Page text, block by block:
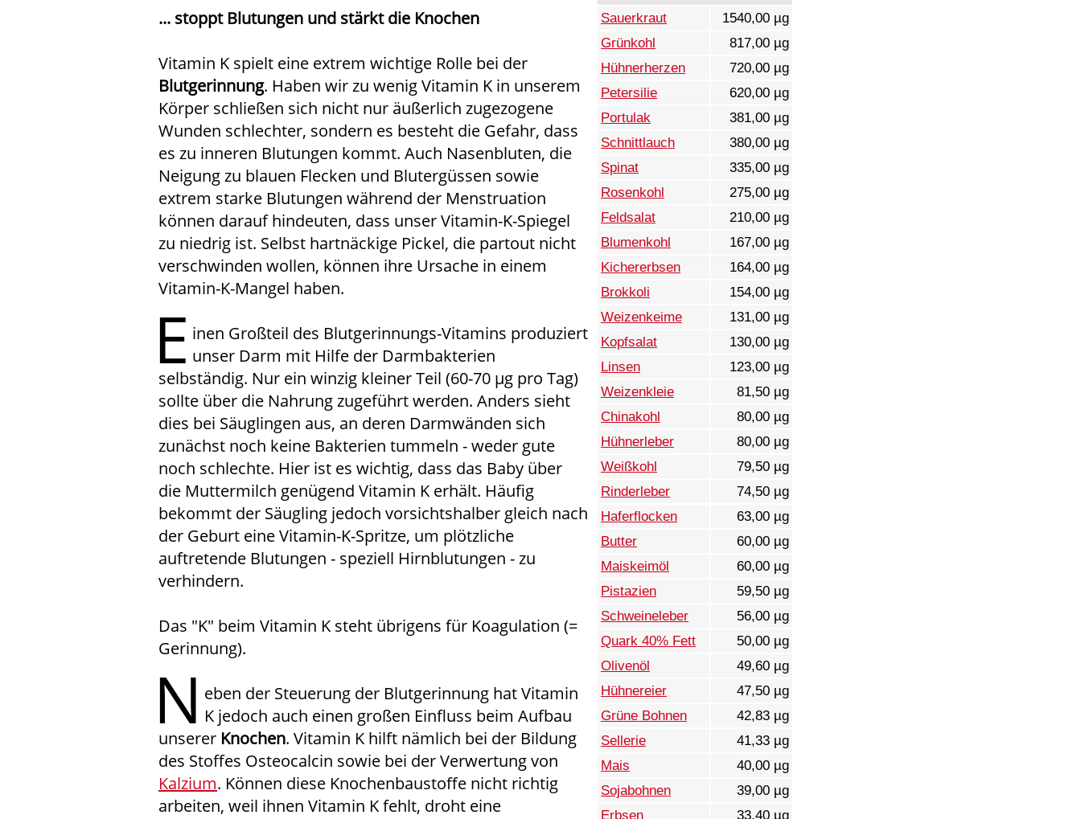
Sauerkraut
1540,00 µg
Grünkohl
817,00 µg
Hühnerherzen
720,00 µg
Petersilie
620,00 µg
Portulak
381,00 µg
Schnittlauch
380,00 µg
Spinat
335,00 µg
Rosenkohl
275,00 µg
Feldsalat
210,00 µg
Blumenkohl
167,00 µg
Kichererbsen
164,00 µg
Brokkoli
154,00 µg
Weizenkeime
131,00 µg
Kopfsalat
130,00 µg
Linsen
123,00 µg
Weizenkleie
81,50 µg
Chinakohl
80,00 µg
Hühnerleber
80,00 µg
Weißkohl
79,50 µg
Rinderleber
74,50 µg
Haferflocken
63,00 µg
Butter
60,00 µg
Maiskeimöl
60,00 µg
Pistazien
59,50 µg
Schweineleber
56,00 µg
Quark 40% Fett
50,00 µg
Olivenöl
49,60 µg
Hühnereier
47,50 µg
Grüne Bohnen
42,83 µg
Sellerie
41,33 µg
Mais
40,00 µg
Sojabohnen
39,00 µg
Erbsen
33,40 µg
... stoppt Blutungen und stärkt die Knochen
Vitamin K spielt eine extrem wichtige Rolle bei der
Blutgerinnung. Haben wir zu wenig Vitamin K in unserem
Körper schließen sich nicht nur äußerlich zugezogene
Wunden schlechter, sondern es besteht die Gefahr, dass
es zu inneren Blutungen kommt. Auch Nasenbluten, die
Neigung zu blauen Flecken und Blutergüssen sowie
extrem starke Blutungen während der Menstruation
können darauf hindeuten, dass unser Vitamin-K-Spiegel
zu niedrig ist. Selbst hartnäckige Pickel, die partout nicht
verschwinden wollen, können ihre Ursache in einem
Vitamin-K-Mangel haben.
E inen Großteil des Blutgerinnungs-Vitamins produziert
unser Darm mit Hilfe der Darmbakterien
selbständig. Nur ein winzig kleiner Teil (60-70 µg pro Tag)
sollte über die Nahrung zugeführt werden. Anders sieht
dies bei Säuglingen aus, an deren Darmwänden sich
zunächst noch keine Bakterien tummeln - weder gute
noch schlechte. Hier ist es wichtig, dass das Baby über
die Muttermilch genügend Vitamin K erhält. Häufig
bekommt der Säugling jedoch vorsichtshalber gleich nach
der Geburt eine Vitamin-K-Spritze, um plötzliche
auftretende Blutungen - speziell Hirnblutungen - zu
verhindern.
Das "K" beim Vitamin K steht übrigens für Koagulation (=
Gerinnung).
N eben der Steuerung der Blutgerinnung hat Vitamin
K jedoch auch einen großen Einfluss beim Aufbau
unserer Knochen. Vitamin K hilft nämlich bei der Bildung
des Stoffes Osteocalcin sowie bei der Verwertung von
Kalzium. Können diese Knochenbaustoffe nicht richtig
arbeiten, weil ihnen Vitamin K fehlt, droht eine